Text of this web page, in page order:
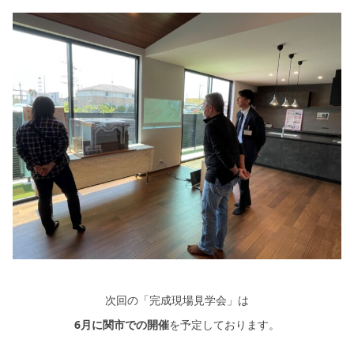
次回の「完成現場見学会」は
6月に関市での開催を予定しております。